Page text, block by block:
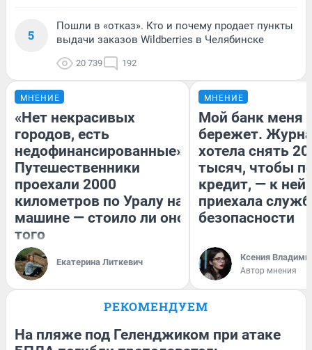
5
Пошли в «отказ». Кто и почему продает пункты
выдачи заказов Wildberries в Челябинске
20 739 192
МНЕНИЕ
«Нет некрасивых
городов, есть
недофинансированные».
Путешественники
проехали 2000
километров по Уралу на
машине — стоило ли оно
того
Екатерина Литкевич
МНЕНИЕ
Мой банк меня
бережет.
хотела снять
тысяч, чтобы
кредит, — к
приехала
безопасности
Ксения
Автор мнения
РЕКОМЕНДУЕМ
На пляже под Геленджиком при атаке